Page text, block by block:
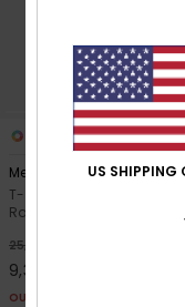
Mercury Flaming Heat
T-shirt de manga curta
Rapazes 8-16
25,00 €
9,37 €
OUTLET
US SHIPPING